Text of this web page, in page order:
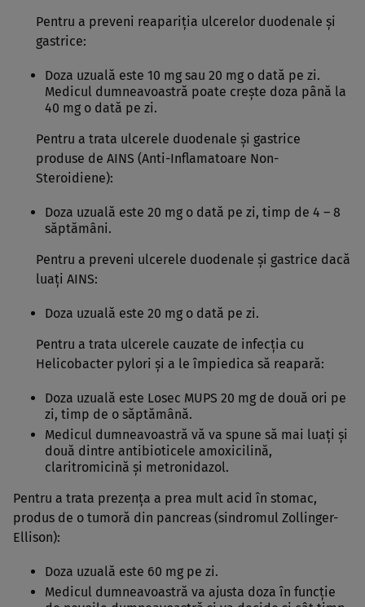
Pentru a preveni reapariţia ulcerelor duodenale şi
gastrice:
Doza uzuală este 10 mg sau 20 mg o dată pe zi.
Medicul dumneavoastră poate creşte doza până la
40 mg o dată pe zi.
Pentru a trata ulcerele duodenale şi gastrice
produse de AINS (Anti-Inflamatoare Non-
Steroidiene):
Doza uzuală este 20 mg o dată pe zi, timp de 4 – 8
săptămâni.
Pentru a preveni ulcerele duodenale şi gastrice dacă
luaţi AINS:
Doza uzuală este 20 mg o dată pe zi.
Pentru a trata ulcerele cauzate de infecţia cu
Helicobacter pylori şi a le împiedica să reapară:
Doza uzuală este Losec MUPS 20 mg de două ori pe
zi, timp de o săptămână.
Medicul dumneavoastră vă va spune să mai luaţi şi
două dintre antibioticele amoxicilină,
claritromicină şi metronidazol.
Pentru a trata prezenţa a prea mult acid în stomac,
produs de o tumoră din pancreas (sindromul Zollinger-
Ellison):
Doza uzuală este 60 mg pe zi.
Medicul dumneavoastră va ajusta doza în funcţie